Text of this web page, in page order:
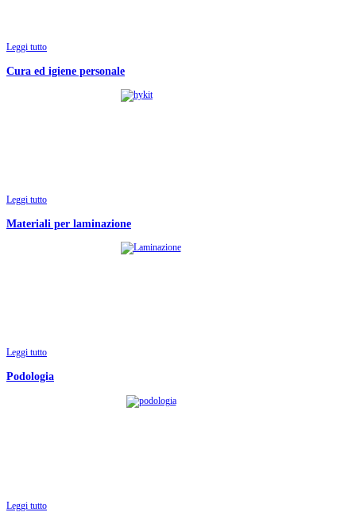
Leggi tutto
Cura ed igiene personale
Leggi tutto
Materiali per laminazione
Leggi tutto
Podologia
Leggi tutto